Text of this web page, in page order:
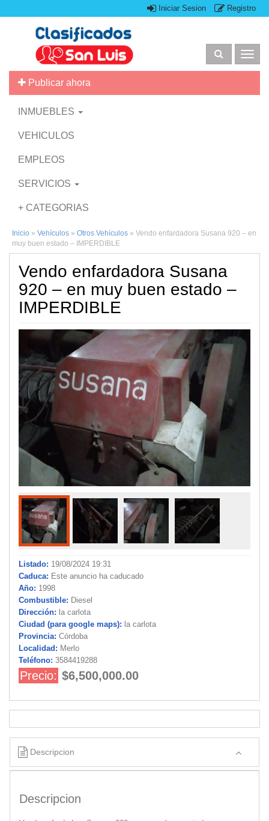
Iniciar Sesion Registro
Publicar ahora
INMUEBLES
VEHICULOS
EMPLEOS
SERVICIOS
+ CATEGORIAS
Inicio » Vehículos » Otros Vehículos » Vendo enfardadora Susana 920 – en
muy buen estado – IMPERDIBLE
Vendo enfardadora Susana
920 – en muy buen estado –
IMPERDIBLE
Listado: 19/08/2024 19:31
Caduca: Este anuncio ha caducado
Año: 1998
Combustible: Diesel
Dirección: la carlota
Ciudad (para google maps): la carlota
Provincia: Córdoba
Localidad: Merlo
Teléfono: 3584419288
Precio: $6,500,000.00
Descripcion
Descripcion